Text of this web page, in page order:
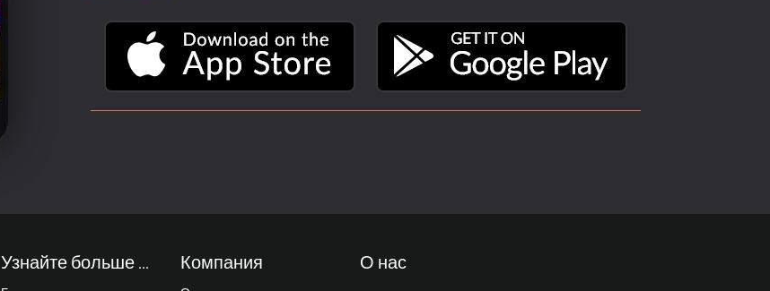
Узнайте больше ... Компания О нас